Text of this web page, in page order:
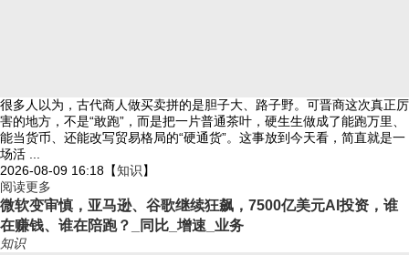
很多人以为，古代商人做买卖拼的是胆子大、路子野。可晋商这次真正厉
害的地方，不是“敢跑”，而是把一片普通茶叶，硬生生做成了能跑万里、
能当货币、还能改写贸易格局的“硬通货”。这事放到今天看，简直就是一
场活 ...
2026-08-09 16:18 【知识】
阅读更多
微软变审慎，亚马逊、谷歌继续狂飙，7500亿美元AI投资，谁
在赚钱、谁在陪跑？_同比_增速_业务
知识